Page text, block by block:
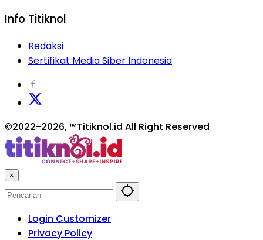
Info Titiknol
Redaksi
Sertifikat Media Siber Indonesia
©2022-2026, ™Titiknol.id All Right Reserved
×
Login Customizer
Privacy Policy